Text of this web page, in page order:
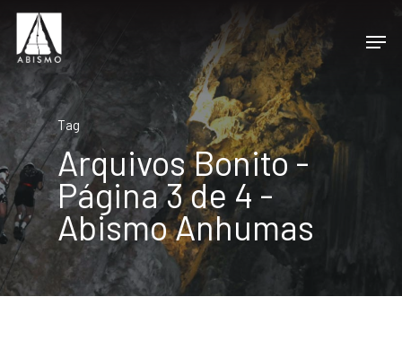
Tag
Arquivos Bonito -
Página 3 de 4 -
Abismo Anhumas